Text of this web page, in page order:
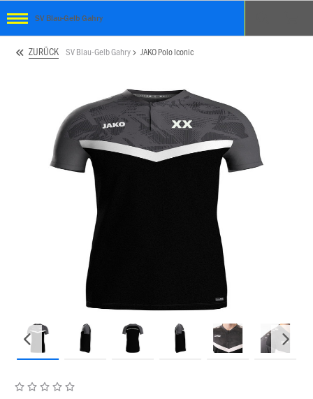
SV Blau-Gelb Gahry
ZURÜCK SV Blau-Gelb Gahry JAKO Polo Iconic